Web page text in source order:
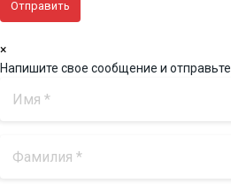
×
Напишите свое сообщение и отправьте